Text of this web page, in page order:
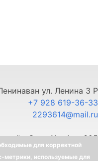
ул. Ленина 3 Р
+7 928 619-36-33
2293614@mail.ru
обход 11, офис 325
+7 903 445-80-33
для корректной
метрики, используемые для